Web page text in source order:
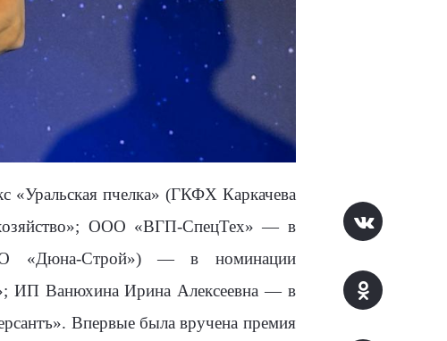
«Уральская пчелка» (ГКФХ Каркачева
ООО «ВГП-СпецТех» — в
«Дюна-Строй») — в номинации
ИП Ванюхина Ирина Алексеевна — в
Впервые была вручена премия